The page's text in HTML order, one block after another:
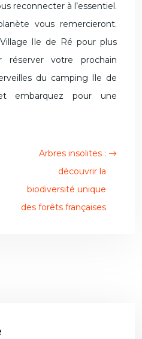
reconnecter à l’essentiel.
vous remercieront.
Ile de Ré pour plus
réserver votre prochain
du camping Ile de
embarquez pour une
Arbres insolites :
découvrir la
biodiversité unique
des forêts françaises